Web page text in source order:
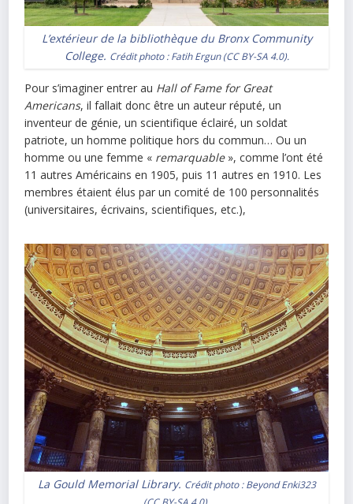
L’extérieur de la bibliothèque du Bronx Community
College. Crédit photo :Fatih Ergun(CC BY-SA 4.0).
Pour s’imaginer entrer au Hall of Fame for Great
Americans, il fallait donc être un auteur réputé, un
inventeur de génie, un scientifique éclairé, un soldat
patriote, un homme politique hors du commun… Ou un
homme ou une femme « remarquable», comme l’ont été
11 autres Américains en 1905, puis 11 autres en 1910. Les
membres étaient élus par un comité de 100 personnalités
(universitaires, écrivains, scientifiques, etc.),
La Gould Memorial Library. Crédit photo :Beyond Enki323